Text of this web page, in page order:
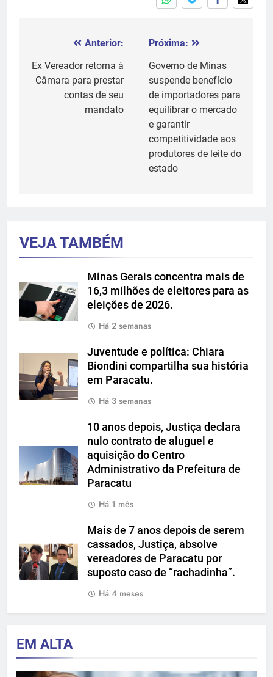
Navegação
de
Anterior:
Ex Vereador retorna à
Câmara para prestar
contas de seu
mandato
Próxima:
Governo de Minas
suspende benefício
de importadores para
equilibrar o mercado
e garantir
competitividade aos
produtores de leite do
estado
VEJA TAMBÉM
Minas Gerais concentra mais de
16,3 milhões de eleitores para as
eleições de 2026.
Há 2 semanas
Juventude e política: Chiara
Biondini compartilha sua história
em Paracatu.
Há 3 semanas
10 anos depois, Justiça declara
nulo contrato de aluguel e
aquisição do Centro
Administrativo da Prefeitura de
Paracatu
Há 1 mês
Mais de 7 anos depois de serem
cassados, Justiça, absolve
vereadores de Paracatu por
suposto caso de “rachadinha”.
Há 4 meses
EM ALTA